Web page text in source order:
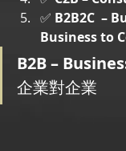
✅ B2B2C  –
Business to
B2B –
企業對企業